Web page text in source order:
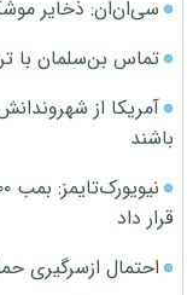
سی‌ان‌ان: ذخایر
تماس بن‌سلمان با
آمریکا از
باشند
قرار داد
احتمال ازسرگیری